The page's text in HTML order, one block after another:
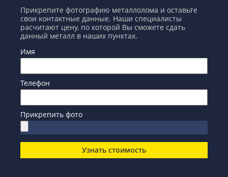
Прикрепите фотографию металлолома и оставьте
свои контактные данные. Наши специалисты
расчитают цену, по которой Вы сможете сдать
данный металл в наших пунктах.
Имя
Телефон
Прикрепить фото
Узнать стоимость